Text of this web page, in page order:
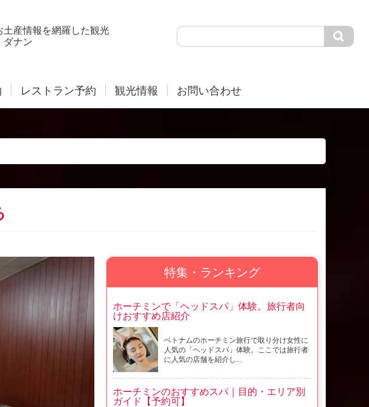
産情報を網羅した観光
ダナン
レストラン予約 観光情報 お問い合わせ
特集・ランキング
ホーチミンで「ヘッドスパ」体験。旅行者向
けおすすめ店紹介
ベトナムのホーチミン旅行で取り分け女性に
人気の「ヘッドスパ」体験。ここでは旅行者
に人気の店舗を紹介し...
ホーチミンのおすすめスパ｜目的・エリア別
ガイド【予約可】